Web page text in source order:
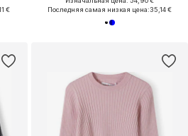
€
Последняя самая низкая цена:35,14 €